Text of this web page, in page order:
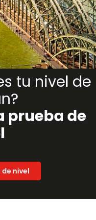
tu nivel de
prueba de
nivel